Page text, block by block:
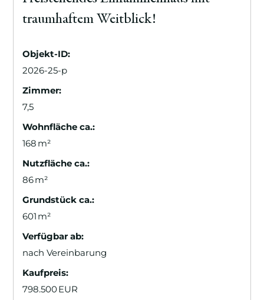
traumhaftem Weitblick!
Objekt-ID:
2026-25-p
Zimmer:
7,5
Wohnfläche ca.:
168 m²
Nutzfläche ca.:
86 m²
Grund­stück ca.:
601 m²
Verfügbar ab:
nach Vereinbarung
Kaufpreis:
798.500 EUR